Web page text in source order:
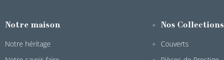
Notre maison
Notre héritage
Nos Collections
Couverts